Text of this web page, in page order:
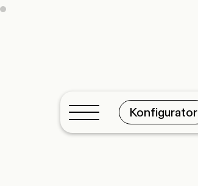
Konfigurator